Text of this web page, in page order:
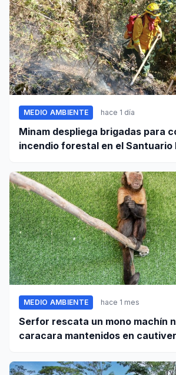
MEDIO AMBIENTE hace 1 día
Minam despliega brigadas para
incendio forestal en el Santuario
MEDIO AMBIENTE hace 1 mes
Serfor rescata un mono machín
caracara mantenidos en